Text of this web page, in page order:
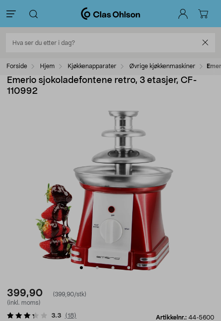
Forside Hjem Kjøkkenapparater Øvrige kjøkkenmaskiner
Emerio sjokoladefontene retro, 3 etasjer, CF-
110992
399,90
(399,90/stk)
(inkl. moms)
Artikkelnr.: 44-5600
3.3 (18)